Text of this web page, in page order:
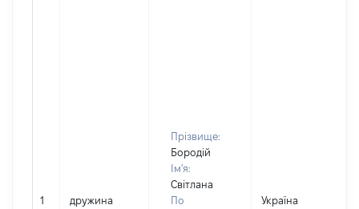
1 дружина
Прізвище:
Бородій
Ім'я:
Світлана
По
Україна